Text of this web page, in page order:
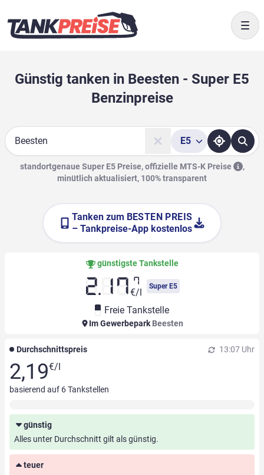
Günstig tanken in Beesten - Super E5
Benzinpreise
Suche
E5
standortgenaue Super E5 Preise, offizielle MTS-K Preise
,
minütlich aktualisiert, 100% transparent
Tanken zum BESTEN PREIS
– Tankpreise-App kostenlos
günstigste Tankstelle
2.17 7
€/l
Super E5
Freie Tankstelle
Im GewerbeparkBeesten
Durchschnittspreis 13:07 Uhr
2,19€/l
basierend auf 6Tankstellen
günstig
Alles unter Durchschnitt gilt als günstig.
teuer